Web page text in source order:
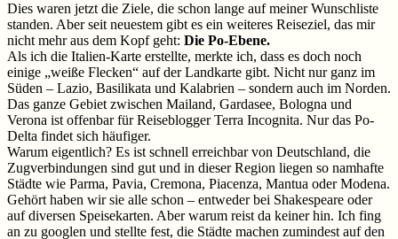
Dies waren jetzt die Ziele, die schon lange auf meiner Wunschliste
standen. Aber seit neuestem gibt es ein weiteres Reiseziel, das mir
nicht mehr aus dem Kopf geht: Die Po-Ebene.
Als ich die Italien-Karte erstellte, merkte ich, dass es doch noch
einige „weiße Flecken“ auf der Landkarte gibt. Nicht nur ganz im
Süden – Lazio, Basilikata und Kalabrien – sondern auch im Norden.
Das ganze Gebiet zwischen Mailand, Gardasee, Bologna und
Verona ist offenbar für Reiseblogger Terra Incognita. Nur das Po-
Delta findet sich häufiger.
Warum eigentlich? Es ist schnell erreichbar von Deutschland, die
Zugverbindungen sind gut und in dieser Region liegen so namhafte
Städte wie Parma, Pavia, Cremona, Piacenza, Mantua oder Modena.
Gehört haben wir sie alle schon – entweder bei Shakespeare oder
auf diversen Speisekarten. Aber warum reist da keiner hin. Ich fing
an zu googlen und stellte fest, die Städte machen zumindest auf den